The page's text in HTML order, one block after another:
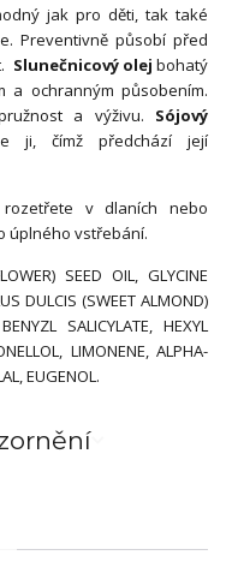
jak pro děti, tak také
Preventivně působí před
Slunečnicový olej bohatý
a ochranným působením.
a výživu. Sójový
ji, čímž předchází její
v dlaních nebo
úplného vstřebání.
SEED OIL, GLYCINE
DULCIS (SWEET ALMOND)
SALICYLATE, HEXYL
LIMONENE, ALPHA-
EUGENOL.